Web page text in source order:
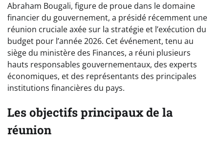
Abraham Bougali, figure de proue dans le domaine
financier du gouvernement, a présidé récemment une
réunion cruciale axée sur la stratégie et l’exécution du
budget pour l’année 2026. Cet événement, tenu au
siège du ministère des Finances, a réuni plusieurs
hauts responsables gouvernementaux, des experts
économiques, et des représentants des principales
institutions financières du pays.
Les objectifs principaux de la
réunion